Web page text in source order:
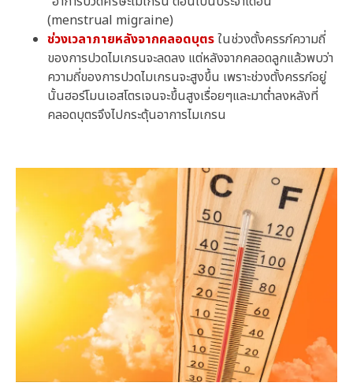
(menstrual migraine)
ช่วงเวลาภายหลังจากคลอดบุตรในช่วงตั้งครรภ์ความถี่
ของการปวดไมเกรนจะลดลง แต่หลังจากคลอดลูกแล้วพบว่า
ความถี่ของการปวดไมเกรนจะสูงขึ้น เพราะช่วงตั้งครรภ์อยู่
นั้นฮอร์โมนเอสโตรเจนจะขึ้นสูงเรื่อยๆและมาต่ำลงหลังที่
คลอดบุตรจึงไปกระตุ้นอาการไมเกรน